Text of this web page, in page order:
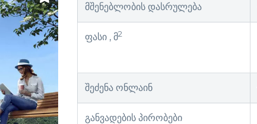
მშენებლობის დასრულება
ფასი , მ2
შეძენა ონლაინ
განვადების პირობები